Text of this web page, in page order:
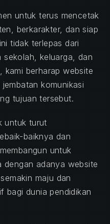
untuk terus mencetak
berkarakter, dan siap
tidak terlepas dari
sekolah, keluarga, dan
kami berharap website
komunikasi
tujuan tersebut.
untuk turut
baiknya dan
untuk
dengan adanya website
maju dan
bagi dunia pendidikan